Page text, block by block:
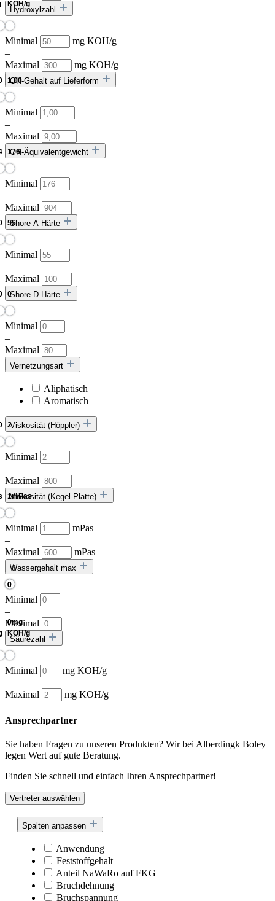
Hydroxylzahl
Minimal
mg KOH/g
–
Maximal
mg KOH/g
OH-Gehalt auf Lieferform
Minimal
–
Maximal
OH-Äquivalentgewicht
Minimal
–
Maximal
Shore-A Härte
Minimal
–
Maximal
Shore-D Härte
Minimal
–
Maximal
Vernetzungsart
Aliphatisch
Aromatisch
Viskosität (Höppler)
Minimal
–
Maximal
Viskosität (Kegel-Platte)
Minimal
mPas
–
Maximal
mPas
Wassergehalt max
Minimal
–
Maximal
Säurezahl
Minimal
mg KOH/g
–
Maximal
mg KOH/g
Ansprechpartner
Sie haben Fragen zu unseren Produkten? Wir bei Alberdingk Boley
legen Wert auf gute Beratung.
Finden Sie schnell und einfach Ihren Ansprechpartner!
Vertreter auswählen
Spalten anpassen
Anwendung
Feststoffgehalt
Anteil NaWaRo auf FKG
Bruchdehnung
Bruchspannung